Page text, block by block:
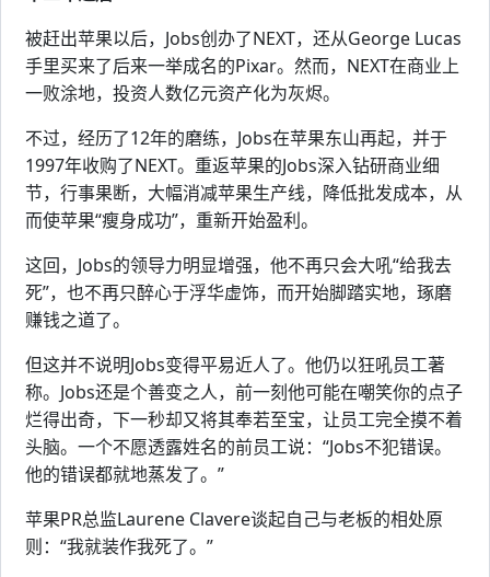
被赶出苹果以后，Jobs创办了NEXT，还从George Lucas
手里买来了后来一举成名的Pixar。然而，NEXT在商业上
一败涂地，投资人数亿元资产化为灰烬。
不过，经历了12年的磨练，Jobs在苹果东山再起，并于
1997年收购了NEXT。重返苹果的Jobs深入钻研商业细
节，行事果断，大幅消减苹果生产线，降低批发成本，从
而使苹果“瘦身成功”，重新开始盈利。
这回，Jobs的领导力明显增强，他不再只会大吼“给我去
死”，也不再只醉心于浮华虚饰，而开始脚踏实地，琢磨
赚钱之道了。
但这并不说明Jobs变得平易近人了。他仍以狂吼员工著
称。Jobs还是个善变之人，前一刻他可能在嘲笑你的点子
烂得出奇，下一秒却又将其奉若至宝，让员工完全摸不着
头脑。一个不愿透露姓名的前员工说：“Jobs不犯错误。
他的错误都就地蒸发了。”
苹果PR总监Laurene Clavere谈起自己与老板的相处原
则：“我就装作我死了。”